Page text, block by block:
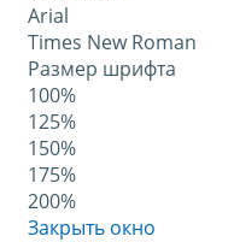
Arial
Times New Roman
Размер шрифта
100%
125%
150%
175%
200%
Закрыть окно